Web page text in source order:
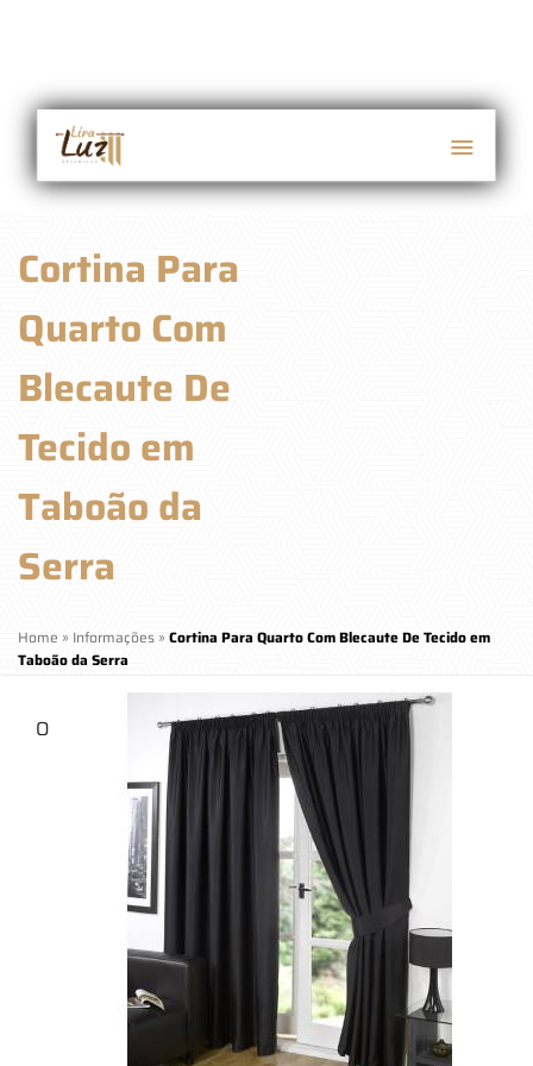
Cortina Para
Quarto Com
Blecaute De
Tecido em
Taboão da
Serra
Home » Informações » Cortina Para Quarto Com Blecaute De Tecido em
Taboão da Serra
O